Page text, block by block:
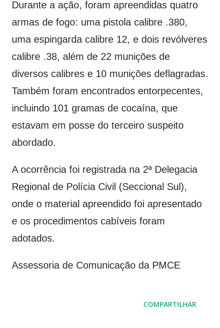
Durante a ação, foram apreendidas quatro
armas de fogo: uma pistola calibre .380,
uma espingarda calibre 12, e dois revólveres
calibre .38, além de 22 munições de
diversos calibres e 10 munições deflagradas.
Também foram encontrados entorpecentes,
incluindo 101 gramas de cocaína, que
estavam em posse do terceiro suspeito
abordado.
A ocorrência foi registrada na 2ª Delegacia
Regional de Polícia Civil (Seccional Sul),
onde o material apreendido foi apresentado
e os procedimentos cabíveis foram
adotados.
Assessoria de Comunicação da PMCE
COMPARTILHAR